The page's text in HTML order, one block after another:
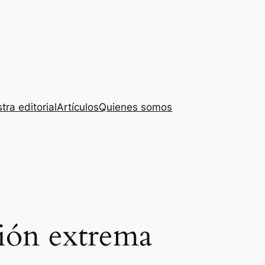
editorialArtículosQuienes somos
extrema